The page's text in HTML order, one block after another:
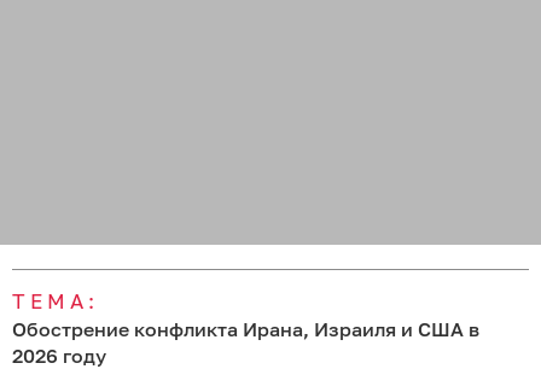
ТЕМА:
Обострение конфликта Ирана, Израиля и США в
2026 году